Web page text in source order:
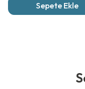
Sepete Ekle
Son